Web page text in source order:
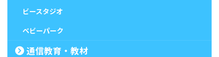
ビースタジオ
ベビーパーク
通信教育・教材